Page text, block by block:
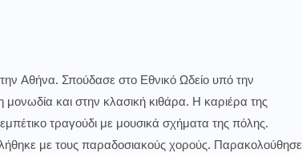
Αθήνα. Σπούδασε στο Εθνικό Ωδείο υπό την
και στην κλασική κιθάρα. Η καριέρα της
τραγούδι με μουσικά σχήματα της πόλης.
με τους παραδοσιακούς χορούς. Παρακολούθησε